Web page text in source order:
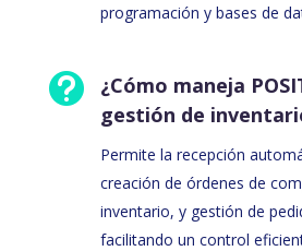
programación y bases de

¿Cómo maneja
gestión de
Permite la recepción
creación de órdenes de
inventario, y gestión de
facilitando un control